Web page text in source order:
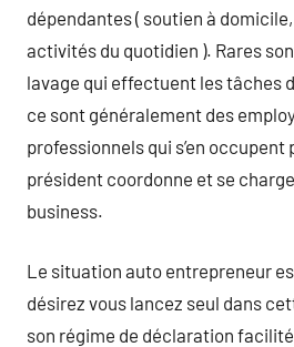
dépendantes ( soutien à
activités du quotidien ). Rares
lavage qui effectuent les tâches
ce sont généralement des
professionnels qui s’en occupent
président coordonne et se
business.
Le situation auto entrepreneur
désirez vous lancez seul dans
son régime de déclaration